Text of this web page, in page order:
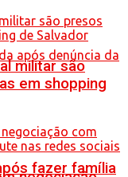
fazer família
militar são
em shopping